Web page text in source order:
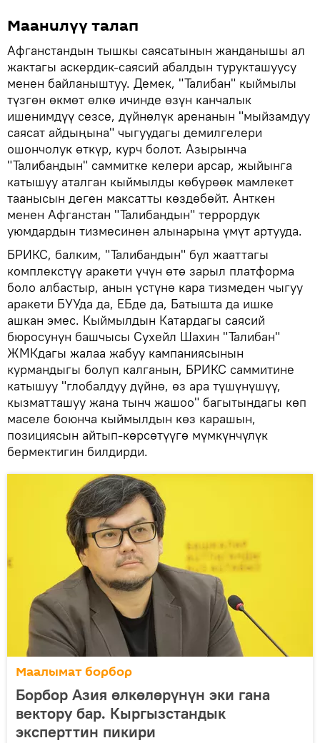
Маанилүү талап
Афганстандын тышкы саясатынын жанданышы ал
жактагы аскердик-саясий абалдын турукташуусу
менен байланыштуу. Демек, "Талибан" кыймылы
түзгөн өкмөт өлкө ичинде өзүн канчалык
ишенимдүү сезсе, дүйнөлүк аренанын "мыйзамдуу
саясат айдыңына" чыгуудагы демилгелери
ошончолук өткүр, курч болот. Азырынча
"Талибандын" саммитке келери арсар, жыйынга
катышуу аталган кыймылды көбүрөөк мамлекет
таанысын деген максатты көздөбөйт. Анткен
менен Афганстан "Талибандын" террордук
уюмдардын тизмесинен алынарына үмүт артууда.
БРИКС, балким, "Талибандын" бул жааттагы
комплекстүү аракети үчүн өтө зарыл платформа
боло албастыр, анын үстүнө кара тизмеден чыгуу
аракети БУУда да, ЕБде да, Батышта да ишке
ашкан эмес. Кыймылдын Катардагы саясий
бюросунун башчысы Сухейл Шахин "Талибан"
ЖМКдагы жалаа жабуу кампаниясынын
курмандыгы болуп калганын, БРИКС саммитине
катышуу "глобалдуу дүйнө, өз ара түшүнүшүү,
кызматташуу жана тынч жашоо" багытындагы көп
маселе боюнча кыймылдын көз карашын,
позициясын айтып-көрсөтүүгө мүмкүнчүлүк
бермектигин билдирди.
Маалымат борбор
Борбор Азия өлкөлөрүнүн эки гана
вектору бар. Кыргызстандык
эксперттин пикири